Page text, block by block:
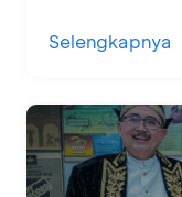
Selengkapnya